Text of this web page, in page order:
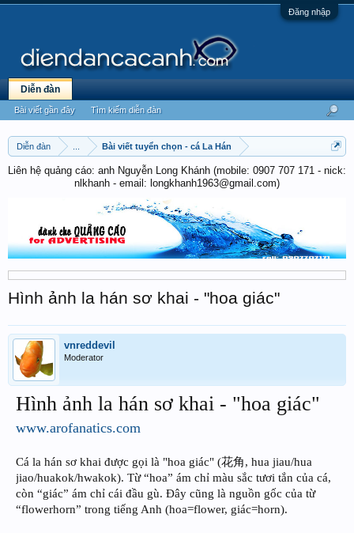
Đăng nhập
Diễn đàn Bài viết tuyển chọn - cá La Hán
Liên hệ quảng cáo: anh Nguyễn Long Khánh (mobile: 0907 707 171 - nick:
nlkhanh - email: longkhanh1963@gmail.com)
Hình ảnh la hán sơ khai - "hoa giác"
vnreddevil
Moderator
Hình ảnh la hán sơ khai - "hoa giác"
www.arofanatics.com
Cá la hán sơ khai được gọi là "hoa giác" (花角, hua jiau/hua
jiao/huakok/hwakok). Từ “hoa” ám chỉ màu sắc tươi tắn của cá,
còn “giác” ám chỉ cái đầu gù. Đây cũng là nguồn gốc của từ
“flowerhorn” trong tiếng Anh (hoa=flower, giác=horn).
Diễn đàn
Bài viết gần đây Tìm kiếm diễn đàn